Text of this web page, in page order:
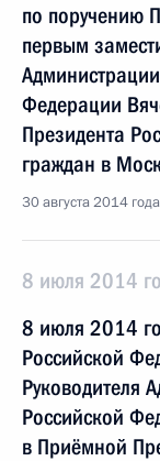
по поручению
первым
Федерации
Президента
граждан в
30 августа 2014
8 июля 2014
8 июля 2014
Российской
Руководителя
Российской
в Приёмной